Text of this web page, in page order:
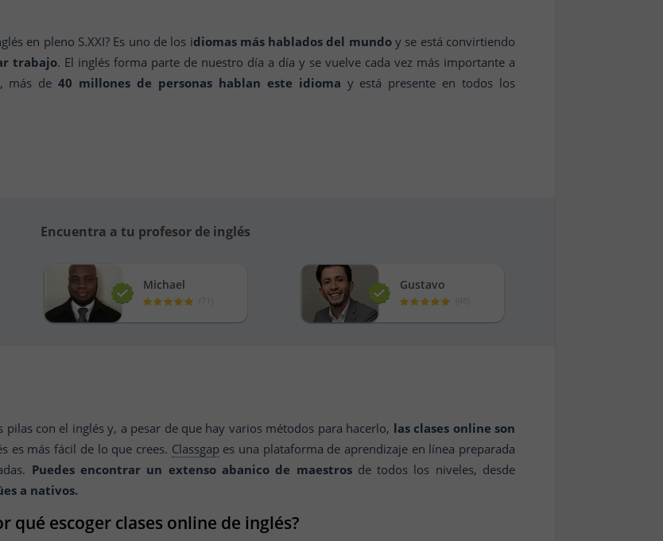
en pleno S.XXI? Es uno de los idiomas más hablados del mundoy se está convirtiendo
trabajo. El inglés forma parte de nuestro día a día y se vuelve cada vez más importante a
más de40 millones de personas hablan este idioma y está presente en todos los
Encuentra a tu profesor de inglés
Michael Gustavo
con el inglés y, a pesar de que hay varios métodos para hacerlo, las clases online son
es más fácil de lo que crees. Classgap es una plataforma de aprendizaje en línea preparada
Puedes encontrar un extenso abanico de maestrosde todos los niveles, desde
a nativos.
qué escoger clases online de inglés?